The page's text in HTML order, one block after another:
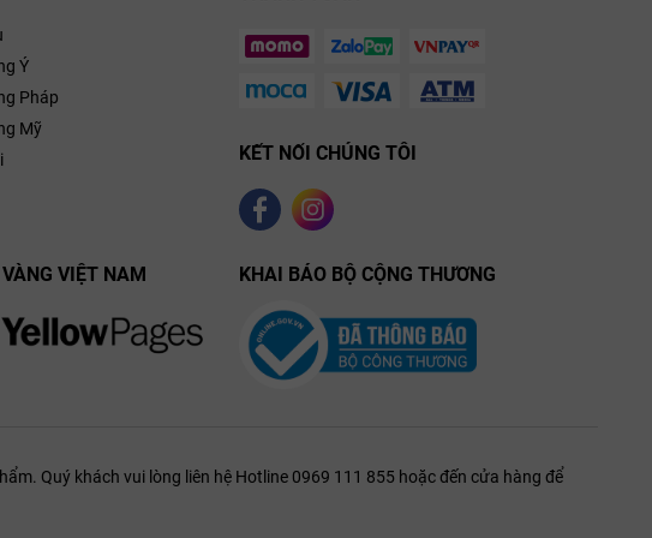
trái nho
sự cân bằng kinh ngạc
Ý
Pháp
Mỹ
KẾT NỐI CHÚNG TÔI
VIỆT NAM KHAI BÁO BỘ CỘNG THƯƠNG
Quý khách vui lòng liên hệ Hotline 0969 111 855 hoặc đến cửa hàng để